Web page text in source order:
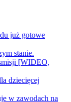
już gotowe
stanie.
[WIDEO,
dziecięcej
w zawodach na